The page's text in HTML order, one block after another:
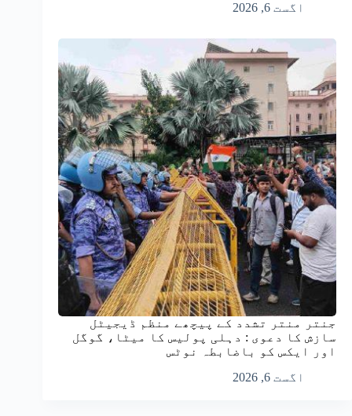
اگست 6, 2026
جنتر منتر تشدد کے پیچھے منظم ڈیجیٹل
سازش کا دعوی : دہلی پولیس کا میٹا، گوگل
اور ایکس کو باضابطہ نوٹس
اگست 6, 2026